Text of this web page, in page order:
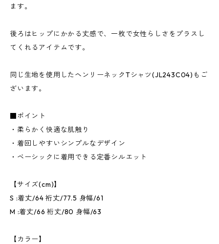
ます。
後ろはヒップにかかる丈感で、一枚で女性らしさをプラスし
てくれるアイテムです。
同じ生地を使用したヘンリーネックTシャツ(JL243C04)もご
ざいます。
■ポイント
・柔らかく快適な肌触り
・着回しやすいシンプルなデザイン
・ベーシックに着用できる定番シルエット
【サイズ(cm)】
S :着丈/64 裄丈/77.5 身幅/61
M :着丈/66 裄丈/80 身幅/63
【カラー】